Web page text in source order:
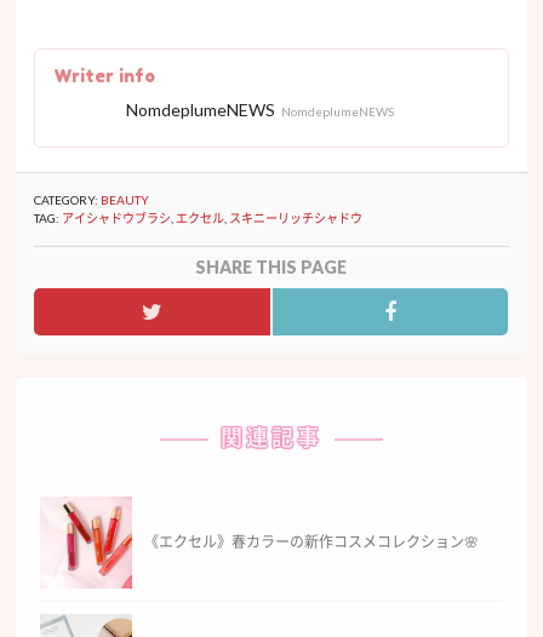
Writer info
NomdeplumeNEWS NomdeplumeNEWS
CATEGORY: BEAUTY
TAG: アイシャドウブラシ エクセル スキニーリッチシャドウ
SHARE THIS PAGE
関連記事
《エクセル》春カラーの新作コスメコレクション🌸